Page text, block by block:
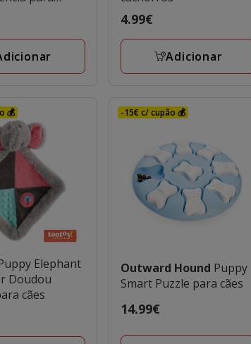
Preço
4.99€
4.99€
Adicionar
💰
Elephant
Doudou
cães
-15€ c/ cupão 💰
Outward Hound Puppy
Smart Puzzle para cães
Preço
14.99€